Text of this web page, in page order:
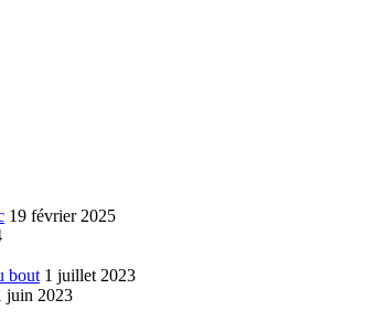
19 février 2025
bout 1 juillet 2023
juin 2023